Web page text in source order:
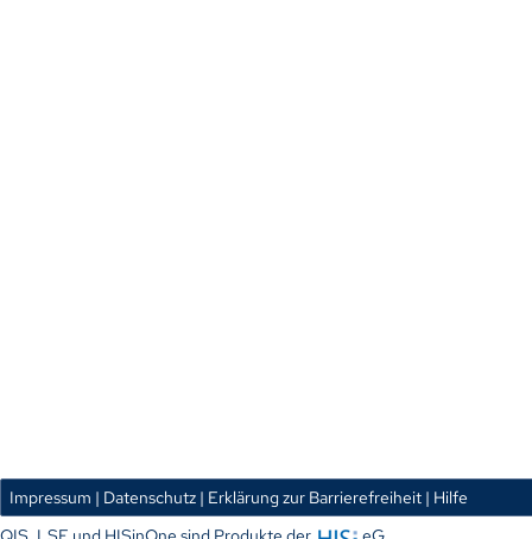
Impressum | Datenschutz | Erklärung zur Barrierefreiheit | Hilfe